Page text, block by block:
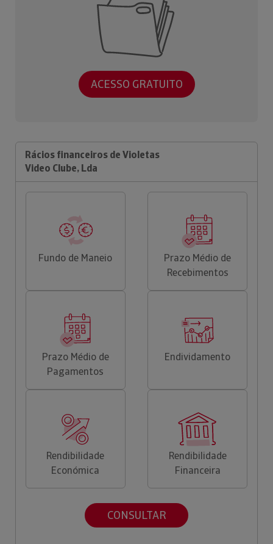
ACESSO GRATUITO
Rácios financeiros de Violetas
Video Clube, Lda
Fundo de Maneio
Prazo Médio de
Recebimentos
Prazo Médio de
Pagamentos
Endividamento
Rendibilidade
Económica
Rendibilidade
Financeira
CONSULTAR